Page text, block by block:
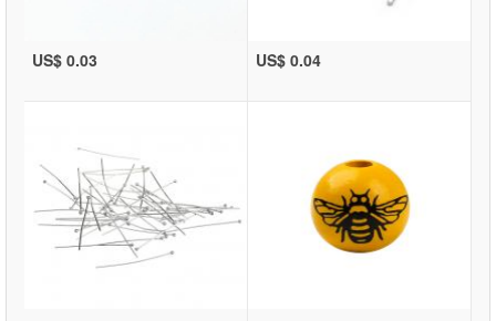
US$ 0.03 US$ 0.04